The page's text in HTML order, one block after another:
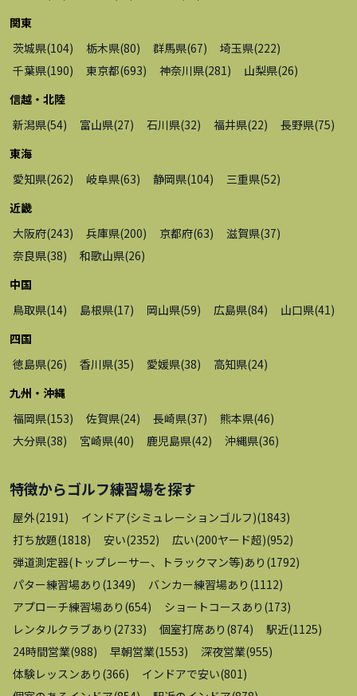
関東
茨城県(104) 栃木県(80) 群馬県(67) 埼玉県(222)
千葉県(190) 東京都(693) 神奈川県(281 ) 山梨県(26)
信越・北陸
新潟県(54) 富山県(27) 石川県(32) 福井県(22) 長野県(75)
東海
愛知県(262) 岐阜県(63) 静岡県(104) 三重県(52)
近畿
大阪府(243) 兵庫県(200) 京都府(63) 滋賀県(37)
奈良県(38) 和歌山県(26)
中国
鳥取県(14) 島根県(17) 岡山県(59) 広島県(84) 山口県(41 )
四国
徳島県(26) 香川県(35) 愛媛県(38) 高知県(24)
九州・沖縄
福岡県(153) 佐賀県(24) 長崎県(37) 熊本県(46)
大分県(38) 宮崎県(40) 鹿児島県(42) 沖縄県(36)
特徴からゴルフ練習場を探す
屋外(2191 ) インドア(シミュレーションゴルフ)(1843)
打ち放題(1818) 安い(2352) 広い(200ヤード超)(952)
弾道測定器(トップレーサー、トラックマン等)あり (1792)
パター練習場あり (1349) バンカー練習場あり (1112)
アプローチ練習場あり (654) ショートコースあり (173)
レンタルクラブあり (2733) 個室打席あり (874) 駅近(1125)
24時間営業(988) 早朝営業(1553) 深夜営業(955)
体験レッスンあり (366) インドアで安い(801 )